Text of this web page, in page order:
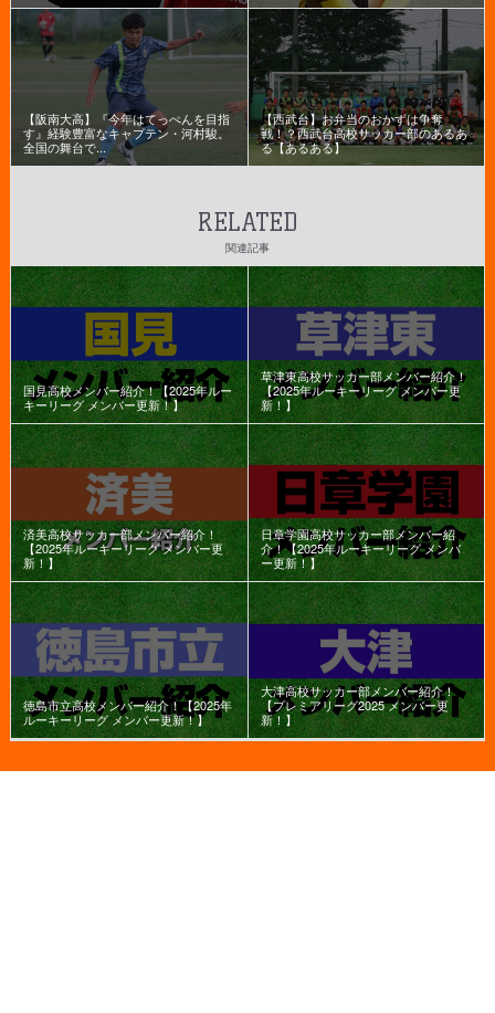
【阪南大高】『今年はてっぺんを目指
す』経験豊富なキャプテン・河村駿。
全国の舞台で...
【西武台】お弁当のおかずは争奪
戦！？西武台高校サッカー部のあるあ
る【あるある】
RELATED
関連記事
国見高校メンバー紹介！【2025年ルー
キーリーグ メンバー更新！】
草津東高校サッカー部メンバー紹介！
【2025年ルーキーリーグ メンバー更
新！】
済美高校サッカー部メンバー紹介！
【2025年ルーキーリーグ メンバー更
新！】
日章学園高校サッカー部メンバー紹
介！【2025年ルーキーリーグ メンバ
ー更新！】
徳島市立高校メンバー紹介！【2025年
ルーキーリーグ メンバー更新！】
大津高校サッカー部メンバー紹介！
【プレミアリーグ2025 メンバー更
新！】